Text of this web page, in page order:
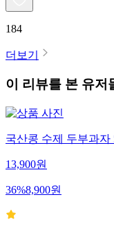
184
더보기
이 리뷰를 본 유저
국산콩 수제 두부과자
13,900원
36%8,900원